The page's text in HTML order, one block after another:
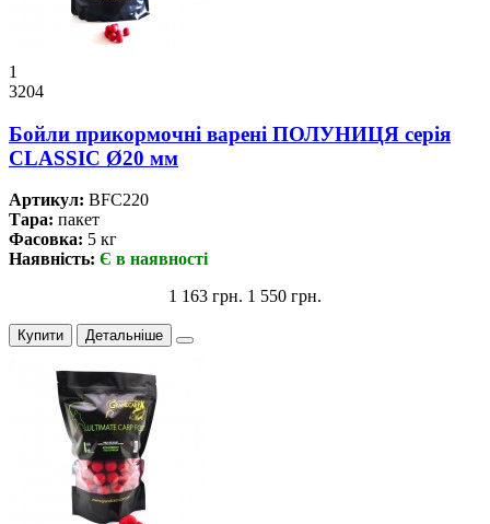
1
3204
Бойли прикормочнi варенi ПОЛУНИЦЯ серiя
CLASSIC Ø20 мм
Артикул: BFC220
Тара: пакет
Фасовка: 5 кг
Наявність: Є в наявності
1 163 грн. 1 550 грн.
Купити Детальніше